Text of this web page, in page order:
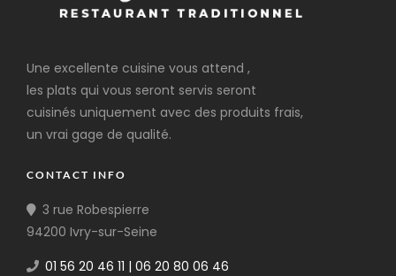
Une excellente cuisine vous attend ,
les plats qui vous seront servis seront
cuisinés uniquement avec des produits frais,
un vrai gage de qualité.
CONTACT INFO
3 rue Robespierre
94200 Ivry-sur-Seine
01 56 20 46 11 | 06 20 80 06 46